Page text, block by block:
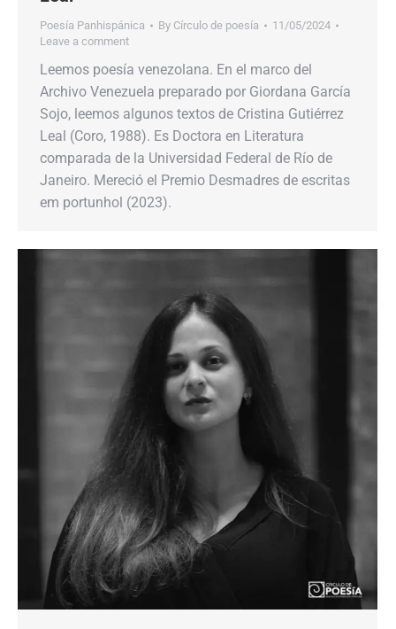
Poesía Panhispánica By Círculo de poesía
11/05/2024
Leave a comment
Leemos poesía venezolana. En el marco del
Archivo Venezuela preparado por Giordana García
Sojo, leemos algunos textos de Cristina Gutiérrez
Leal (Coro, 1988). Es Doctora en Literatura
comparada de la Universidad Federal de Río de
Janeiro. Mereció el Premio Desmadres de escritas
em portunhol (2023).